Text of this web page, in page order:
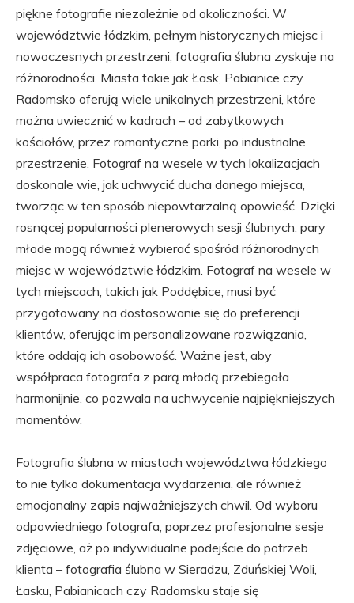
piękne fotografie niezależnie od okoliczności. W
województwie łódzkim, pełnym historycznych miejsc i
nowoczesnych przestrzeni, fotografia ślubna zyskuje na
różnorodności. Miasta takie jak Łask, Pabianice czy
Radomsko oferują wiele unikalnych przestrzeni, które
można uwiecznić w kadrach – od zabytkowych
kościołów, przez romantyczne parki, po industrialne
przestrzenie. Fotograf na wesele w tych lokalizacjach
doskonale wie, jak uchwycić ducha danego miejsca,
tworząc w ten sposób niepowtarzalną opowieść. Dzięki
rosnącej popularności plenerowych sesji ślubnych, pary
młode mogą również wybierać spośród różnorodnych
miejsc w województwie łódzkim. Fotograf na wesele w
tych miejscach, takich jak Poddębice, musi być
przygotowany na dostosowanie się do preferencji
klientów, oferując im personalizowane rozwiązania,
które oddają ich osobowość. Ważne jest, aby
współpraca fotografa z parą młodą przebiegała
harmonijnie, co pozwala na uchwycenie najpiękniejszych
momentów.
Fotografia ślubna w miastach województwa łódzkiego
to nie tylko dokumentacja wydarzenia, ale również
emocjonalny zapis najważniejszych chwil. Od wyboru
odpowiedniego fotografa, poprzez profesjonalne sesje
zdjęciowe, aż po indywidualne podejście do potrzeb
klienta – fotografia ślubna w Sieradzu, Zduńskiej Woli,
Łasku, Pabianicach czy Radomsku staje się